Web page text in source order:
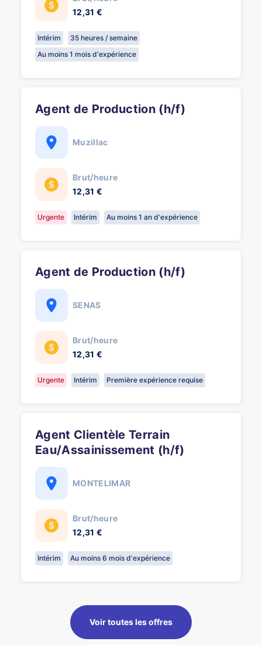
12,31 €
Intérim
35 heures / semaine
Au moins 1 mois d'expérience
Agent de Production (h/f)
Muzillac
Brut/heure
12,31 €
Urgente Intérim Au moins 1 an d'expérience
Agent de Production (h/f)
SENAS
Brut/heure
12,31 €
Urgente Intérim Première expérience requise
Agent Clientèle Terrain
Eau/Assainissement (h/f)
MONTELIMAR
Brut/heure
12,31 €
Intérim Au moins 6 mois d'expérience
Voir toutes les offres